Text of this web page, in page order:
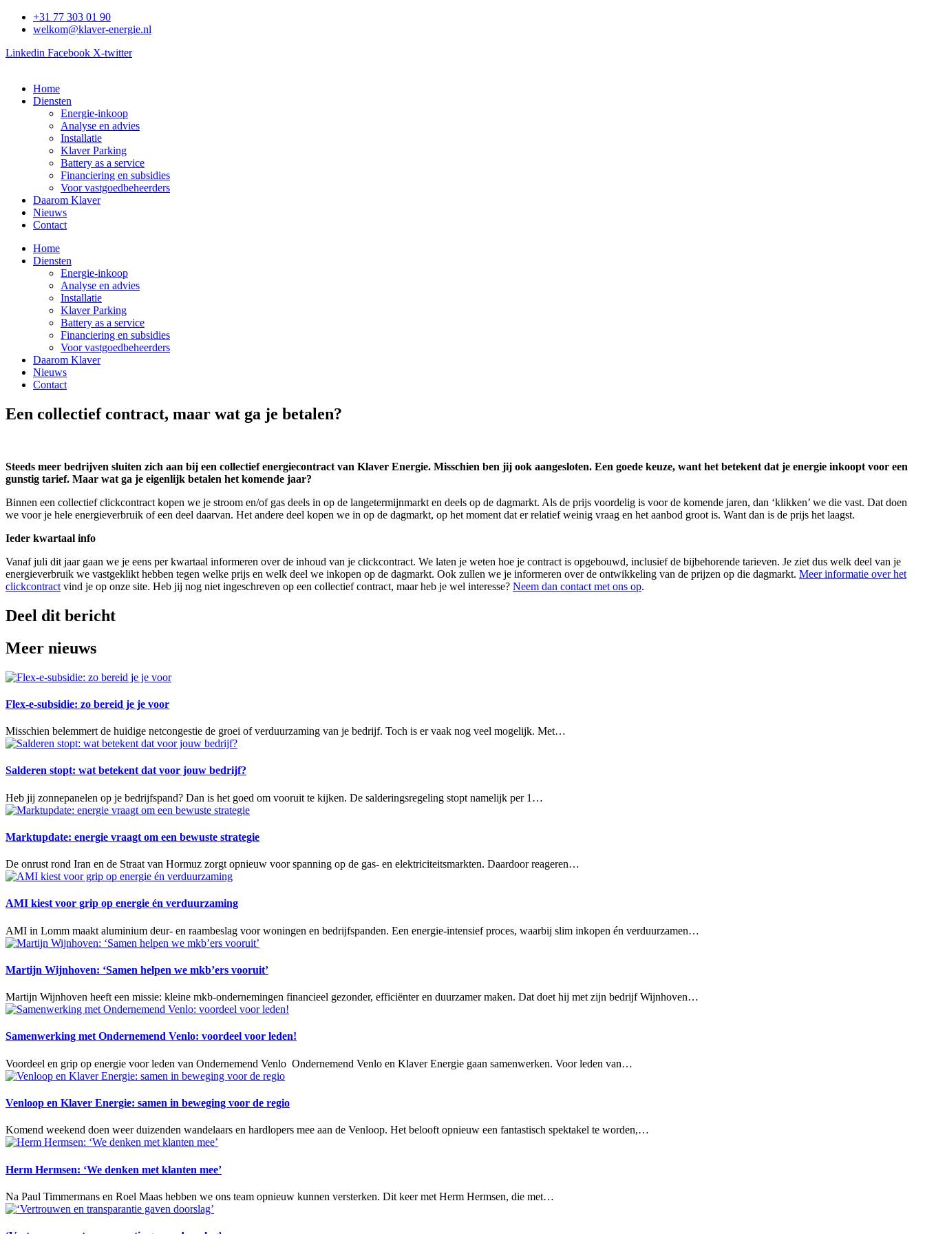
naar
inhoud
+31 77 303 01 90
welkom@klaver-energie.nl
Linkedin Facebook X-twitter
Home
Diensten
Energie-inkoop
Analyse en advies
Installatie
Klaver Parking
Battery as a service
Financiering en subsidies
Voor vastgoedbeheerders
Daarom Klaver
Nieuws
Contact
Home
Diensten
Energie-inkoop
Analyse en advies
Installatie
Klaver Parking
Battery as a service
Financiering en subsidies
Voor vastgoedbeheerders
Daarom Klaver
Nieuws
Contact
Een collectief contract, maar wat ga je betalen?
Steeds meer bedrijven sluiten zich aan bij een collectief energiecontract van Klaver Energie. Misschien ben jij ook aangesloten. Een goede keuze, want het betekent dat je energie inkoopt voor een
gunstig tarief. Maar wat ga je eigenlijk betalen het komende jaar?
Binnen een collectief clickcontract kopen we je stroom en/of gas deels in op de langetermijnmarkt en deels op de dagmarkt. Als de prijs voordelig is voor de komende jaren, dan ‘klikken’ we die vast. Dat doen
we voor je hele energieverbruik of een deel daarvan. Het andere deel kopen we in op de dagmarkt, op het moment dat er relatief weinig vraag en het aanbod groot is. Want dan is de prijs het laagst.
Ieder kwartaal info
Vanaf juli dit jaar gaan we je eens per kwartaal informeren over de inhoud van je clickcontract. We laten je weten hoe je contract is opgebouwd, inclusief de bijbehorende tarieven. Je ziet dus welk deel van je
energieverbruik we vastgeklikt hebben tegen welke prijs en welk deel we inkopen op de dagmarkt. Ook zullen we je informeren over de ontwikkeling van de prijzen op die dagmarkt. Meer informatie over het
clickcontract vind je op onze site. Heb jij nog niet ingeschreven op een collectief contract, maar heb je wel interesse? Neem dan contact met ons op.
Deel dit bericht
Meer nieuws
Flex-e-subsidie: zo bereid je je voor
Misschien belemmert de huidige netcongestie de groei of verduurzaming van je bedrijf. Toch is er vaak nog veel mogelijk. Met…
Salderen stopt: wat betekent dat voor jouw bedrijf?
Heb jij zonnepanelen op je bedrijfspand? Dan is het goed om vooruit te kijken. De salderingsregeling stopt namelijk per 1…
Marktupdate: energie vraagt om een bewuste strategie
De onrust rond Iran en de Straat van Hormuz zorgt opnieuw voor spanning op de gas- en elektriciteitsmarkten. Daardoor reageren…
AMI kiest voor grip op energie én verduurzaming
AMI in Lomm maakt aluminium deur- en raambeslag voor woningen en bedrijfspanden. Een energie-intensief proces, waarbij slim inkopen én verduurzamen…
Martijn Wijnhoven: ‘Samen helpen we mkb’ers vooruit’
Martijn Wijnhoven heeft een missie: kleine mkb-ondernemingen financieel gezonder, efficiënter en duurzamer maken. Dat doet hij met zijn bedrijf Wijnhoven…
Samenwerking met Ondernemend Venlo: voordeel voor leden!
Voordeel en grip op energie voor leden van Ondernemend Venlo Ondernemend Venlo en Klaver Energie gaan samenwerken. Voor leden van…
Venloop en Klaver Energie: samen in beweging voor de regio
Komend weekend doen weer duizenden wandelaars en hardlopers mee aan de Venloop. Het belooft opnieuw een fantastisch spektakel te worden,…
Herm Hermsen: ‘We denken met klanten mee’
Na Paul Timmermans en Roel Maas hebben we ons team opnieuw kunnen versterken. Dit keer met Herm Hermsen, die met…